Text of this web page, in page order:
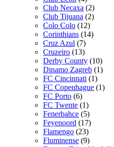
Club Necaxa (2)
Club Tijuana (2)
Colo Colo (12)
Corinthians (14)
Cruz Azul (7)
Cruzeiro (13)
Derby County (10)
Dinamo Zagreb (1)
FC Cincinnati (1)
FC Copenhague (1)
FC Porto (6)
FC Twente (1)
Fenerbahce (5)
Feyenoord (17)
Flamengo (23)
Fluminense (9)